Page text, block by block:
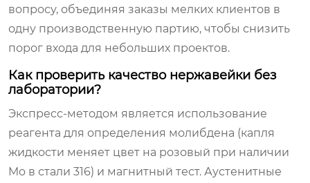
вопросу, объединяя заказы мелких клиентов в
одну производственную партию, чтобы снизить
порог входа для небольших проектов.
Как проверить качество нержавейки без
лаборатории?
Экспресс-методом является использование
реагента для определения молибдена (капля
жидкости меняет цвет на розовый при наличии
Mo в стали 316) и магнитный тест. Аустенитные